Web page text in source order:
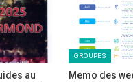
au
GROUPES
Memo des